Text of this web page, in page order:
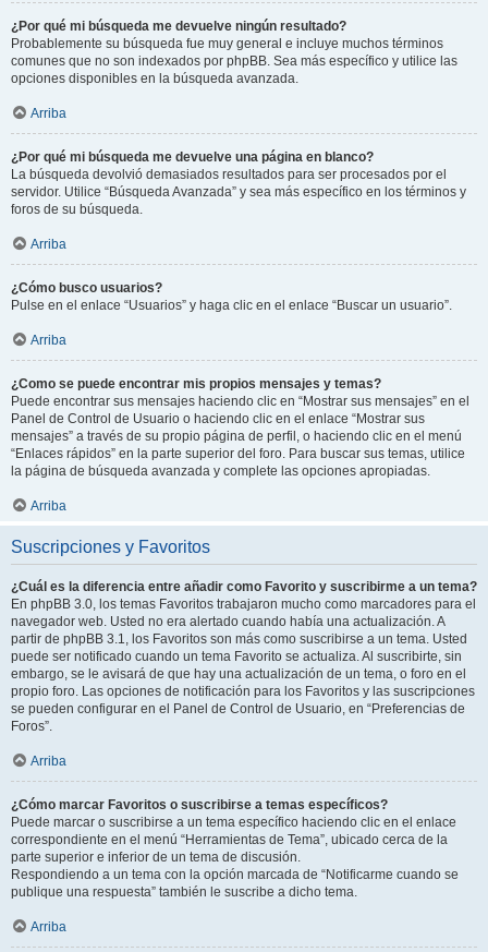
¿Por qué mi búsqueda me devuelve ningún resultado?
Probablemente su búsqueda fue muy general e incluye muchos términos
comunes que no son indexados por phpBB. Sea más específico y utilice las
opciones disponibles en la búsqueda avanzada.
Arriba
¿Por qué mi búsqueda me devuelve una página en blanco?
La búsqueda devolvió demasiados resultados para ser procesados por el
servidor. Utilice “Búsqueda Avanzada” y sea más específico en los términos y
foros de su búsqueda.
Arriba
¿Cómo busco usuarios?
Pulse en el enlace “Usuarios” y haga clic en el enlace “Buscar un usuario”.
Arriba
¿Como se puede encontrar mis propios mensajes y temas?
Puede encontrar sus mensajes haciendo clic en “Mostrar sus mensajes” en el
Panel de Control de Usuario o haciendo clic en el enlace “Mostrar sus
mensajes” a través de su propio página de perfil, o haciendo clic en el menú
“Enlaces rápidos” en la parte superior del foro. Para buscar sus temas, utilice
la página de búsqueda avanzada y complete las opciones apropiadas.
Arriba
Suscripciones y Favoritos
¿Cuál es la diferencia entre añadir como Favorito y suscribirme a un tema?
En phpBB 3.0, los temas Favoritos trabajaron mucho como marcadores para el
navegador web. Usted no era alertado cuando había una actualización. A
partir de phpBB 3.1, los Favoritos son más como suscribirse a un tema. Usted
puede ser notificado cuando un tema Favorito se actualiza. Al suscribirte, sin
embargo, se le avisará de que hay una actualización de un tema, o foro en el
propio foro. Las opciones de notificación para los Favoritos y las suscripciones
se pueden configurar en el Panel de Control de Usuario, en “Preferencias de
Foros”.
Arriba
¿Cómo marcar Favoritos o suscribirse a temas específicos?
Puede marcar o suscribirse a un tema específico haciendo clic en el enlace
correspondiente en el menú “Herramientas de Tema”, ubicado cerca de la
parte superior e inferior de un tema de discusión.
Respondiendo a un tema con la opción marcada de “Notificarme cuando se
publique una respuesta” también le suscribe a dicho tema.
Arriba